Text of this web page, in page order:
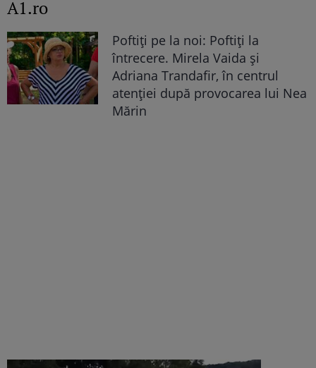
A1.ro
Poftiți pe la noi: Poftiți la
întrecere. Mirela Vaida și
Adriana Trandafir, în centrul
atenției după provocarea lui Nea
Mărin